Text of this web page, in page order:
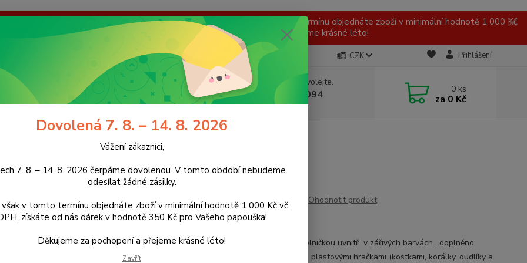
V tomto období nebudeme odesílat žádné zásilky. Pokud však v tomto termínu objednáte zboží v minimální hodnotě 1 000 Kč
v hodnotě 350 Kč pro Vašeho papouška! Děkujeme za pochopení a přejeme krásné léto!
Ochrana soukromí CZK Přihlášení
Hledat
Nevíte si rady? Zavolejte.
+420 777 959 094
(Po-Pá, 8-16 hod.)
0 ks
za 0 Kč
Koule s rolničkou, 10 x 40 cm
s rolničkou, 10 x 40 cm
Ohodnotit produkt
K1507
Plastová koule s rolničkou uvnitř v zářivých barvách , doplněno
koženými provázky, plastovými hračkami (kostkami, korálky, dudlíky a
Dovolená 7. 8. – 14. 8. 2026
Vážení zákazníci,
7. 8. – 14. 8. 2026 čerpáme dovolenou. V tomto období nebudeme
odesílat žádné zásilky.
však v tomto termínu objednáte zboží v minimální hodnotě 1 000 Kč vč.
získáte od nás dárek v hodnotě 350 Kč pro Vašeho papouška!
Děkujeme za pochopení a přejeme krásné léto!
Zavřít